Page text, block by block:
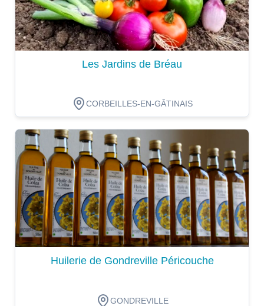
Les Jardins de Bréau
CORBEILLES-EN-GÂTINAIS
Dégustation
Huilerie de Gondreville Péricouche
GONDREVILLE